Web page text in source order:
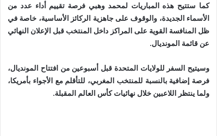
كما ستتيح هذه المباريات لمحمد وهبي فرصة تقييم أداء عدد من
الأسماء الجديدة، والوقوف على جاهزية الركائز الأساسية، خاصة في
ظل المنافسة القوية على المراكز داخل المنتخب قبل الإعلان النهائي
عن قائمة المونديال.
وسيتيح السفر للولايات المتحدة قبل أسبوعين من افتتاح المونديال،
فرصة إضافية بالنسبة للمنتخب المغربي، للتأقلم مع الأجواء بأمريكا،
ولما ينتظر اللاعبين خلال نهائيات كأس العالم المقبلة.